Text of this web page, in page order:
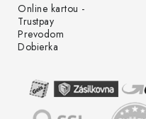
Online kartou -
Trustpay
Prevodom
Dobierka